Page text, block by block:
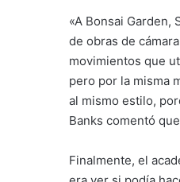
«A Bonsai
de obras de
movimientos que
pero por la misma
al mismo estilo,
Banks comentó
Finalmente, el